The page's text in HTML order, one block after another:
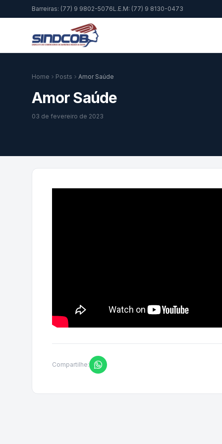
Barreiras: (77) 9 9802-5076L.E.M: (77) 9 8130-0473
Home Posts Amor Saúde
Amor Saúde
03 de fevereiro de 2023
Compartilhe: